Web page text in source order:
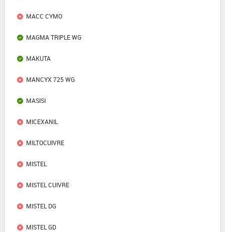
MACC CYMO
MAGMA TRIPLE WG
MAKUTA
MANCYX 725 WG
MASISI
MICEXANIL
MILTOCUIVRE
MISTEL
MISTEL CUIVRE
MISTEL DG
MISTEL GD